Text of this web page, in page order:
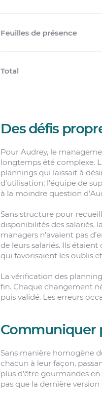
Feuilles de présence
Total
Des défis
Pour Audrey, le
longtemps été complexe.
plannings qui laissait à
d’utilisation; l’équipe de
à la moindre question
Sans structure pour
disponibilités des salariés,
managers n’avaient pas
de leurs salariés. Ils
qui favorisaient les oublis
La vérification des
fin. Chaque changement
puis validé. Les erreurs
Communiquer
Sans manière homogène
chacun à leur façon,
plus d’être gourmandes
pas que la dernière